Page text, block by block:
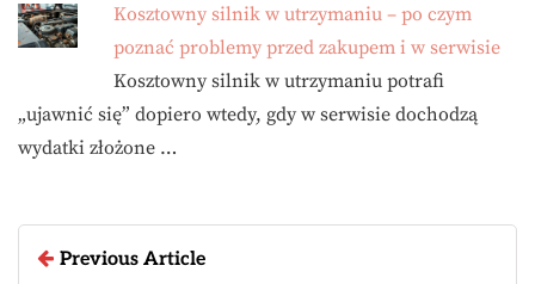
Kosztowny silnik w utrzymaniu – po czym
poznać problemy przed zakupem i w serwisie
Kosztowny silnik w utrzymaniu potrafi
„ujawnić się” dopiero wtedy, gdy w serwisie dochodzą
wydatki złożone …
Previous Article